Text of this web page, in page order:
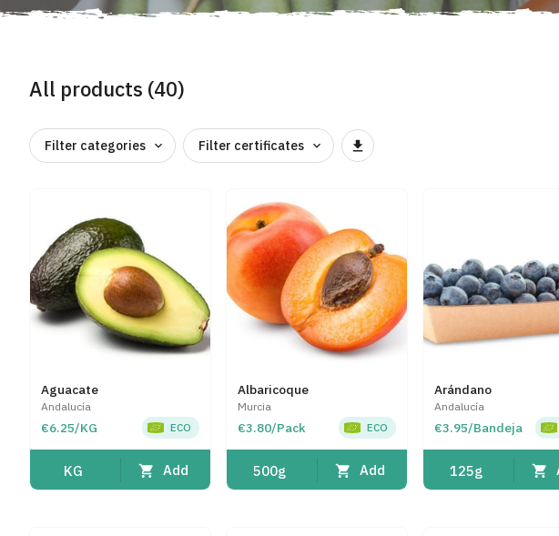
All products (40)
Filter categories Filter certificates
Aguacate
Andalucía
€6.25/KG ECO
KG Add
Albaricoque
Murcia
€3.80/Pack ECO
500g Add
Arándano
Andalucía
€3.95/Bandeja
125g